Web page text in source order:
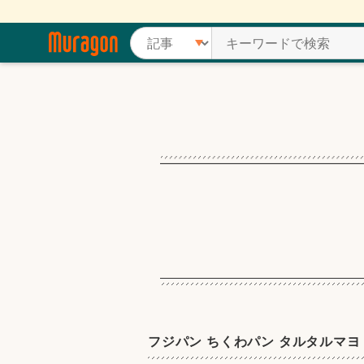
フジパン ちくわパン タルタルマ